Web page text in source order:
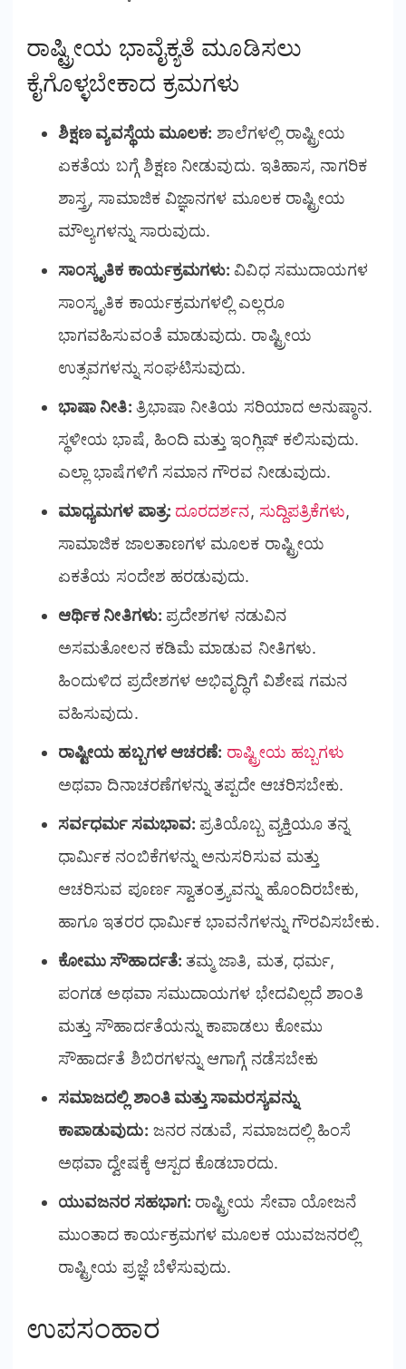
ರಾಷ್ಟ್ರೀಯ ಭಾವೈಕ್ಯತೆ ಮೂಡಿಸಲು
ಕೈಗೊಳ್ಳಬೇಕಾದ ಕ್ರಮಗಳು
ಶಿಕ್ಷಣ ವ್ಯವಸ್ಥೆಯ ಮೂಲಕ: ಶಾಲೆಗಳಲ್ಲಿ ರಾಷ್ಟ್ರೀಯ
ಏಕತೆಯ ಬಗ್ಗೆ ಶಿಕ್ಷಣ ನೀಡುವುದು. ಇತಿಹಾಸ, ನಾಗರಿಕ
ಶಾಸ್ತ್ರ, ಸಾಮಾಜಿಕ ವಿಜ್ಞಾನಗಳ ಮೂಲಕ ರಾಷ್ಟ್ರೀಯ
ಮೌಲ್ಯಗಳನ್ನು ಸಾರುವುದು.
ಸಾಂಸ್ಕೃತಿಕ ಕಾರ್ಯಕ್ರಮಗಳು:ವಿವಿಧ ಸಮುದಾಯಗಳ
ಸಾಂಸ್ಕೃತಿಕ ಕಾರ್ಯಕ್ರಮಗಳಲ್ಲಿ ಎಲ್ಲರೂ
ಭಾಗವಹಿಸುವಂತೆ ಮಾಡುವುದು. ರಾಷ್ಟ್ರೀಯ
ಉತ್ಸವಗಳನ್ನು ಸಂಘಟಿಸುವುದು.
ಭಾಷಾ ನೀತಿ: ತ್ರಿಭಾಷಾ ನೀತಿಯ ಸರಿಯಾದ ಅನುಷ್ಠಾನ.
ಸ್ಥಳೀಯ ಭಾಷೆ, ಹಿಂದಿ ಮತ್ತು ಇಂಗ್ಲಿಷ್ ಕಲಿಸುವುದು.
ಎಲ್ಲಾ ಭಾಷೆಗಳಿಗೆ ಸಮಾನ ಗೌರವ ನೀಡುವುದು.
ಮಾಧ್ಯಮಗಳ ಪಾತ್ರ: ದೂರದರ್ಶನ, ಸುದ್ದಿಪತ್ರಿಕೆಗಳು,
ಸಾಮಾಜಿಕ ಜಾಲತಾಣಗಳ ಮೂಲಕ ರಾಷ್ಟ್ರೀಯ
ಏಕತೆಯ ಸಂದೇಶ ಹರಡುವುದು.
ಆರ್ಥಿಕ ನೀತಿಗಳು: ಪ್ರದೇಶಗಳ ನಡುವಿನ
ಅಸಮತೋಲನ ಕಡಿಮೆ ಮಾಡುವ ನೀತಿಗಳು.
ಹಿಂದುಳಿದ ಪ್ರದೇಶಗಳ ಅಭಿವೃದ್ಧಿಗೆ ವಿಶೇಷ ಗಮನ
ವಹಿಸುವುದು.
ರಾಷ್ಟೀಯ ಹಬ್ಬಗಳ ಆಚರಣೆ: ರಾಷ್ಟ್ರೀಯ ಹಬ್ಬಗಳು
ಅಥವಾ ದಿನಾಚರಣೆಗಳನ್ನು ತಪ್ಪದೇ ಆಚರಿಸಬೇಕು.
ಸರ್ವಧರ್ಮ ಸಮಭಾವ: ಪ್ರತಿಯೊಬ್ಬ ವ್ಯಕ್ತಿಯೂ ತನ್ನ
ಧಾರ್ಮಿಕ ನಂಬಿಕೆಗಳನ್ನು ಅನುಸರಿಸುವ ಮತ್ತು
ಆಚರಿಸುವ ಪೂರ್ಣ ಸ್ವಾತಂತ್ರ್ಯವನ್ನು ಹೊಂದಿರಬೇಕು,
ಹಾಗೂ ಇತರರ ಧಾರ್ಮಿಕ ಭಾವನೆಗಳನ್ನು ಗೌರವಿಸಬೇಕು.
ಕೋಮು ಸೌಹಾರ್ದತೆ: ತಮ್ಮ ಜಾತಿ, ಮತ, ಧರ್ಮ,
ಪಂಗಡ ಅಥವಾ ಸಮುದಾಯಗಳ ಭೇದವಿಲ್ಲದೆ ಶಾಂತಿ
ಮತ್ತು ಸೌಹಾರ್ದತೆಯನ್ನು ಕಾಪಾಡಲು ಕೋಮು
ಸೌಹಾರ್ದತೆ ಶಿಬಿರಗಳನ್ನು ಆಗಾಗ್ಗೆ ನಡೆಸಬೇಕು
ಸಮಾಜದಲ್ಲಿ ಶಾಂತಿ ಮತ್ತು ಸಾಮರಸ್ಯವನ್ನು
ಕಾಪಾಡುವುದು: ಜನರ ನಡುವೆ, ಸಮಾಜದಲ್ಲಿ ಹಿಂಸೆ
ಅಥವಾ ದ್ವೇಷಕ್ಕೆ ಆಸ್ಪದ ಕೊಡಬಾರದು.
ಯುವಜನರ ಸಹಭಾಗ: ರಾಷ್ಟ್ರೀಯ ಸೇವಾ ಯೋಜನೆ
ಮುಂತಾದ ಕಾರ್ಯಕ್ರಮಗಳ ಮೂಲಕ ಯುವಜನರಲ್ಲಿ
ರಾಷ್ಟ್ರೀಯ ಪ್ರಜ್ಞೆ ಬೆಳೆಸುವುದು.
ಉಪಸಂಹಾರ